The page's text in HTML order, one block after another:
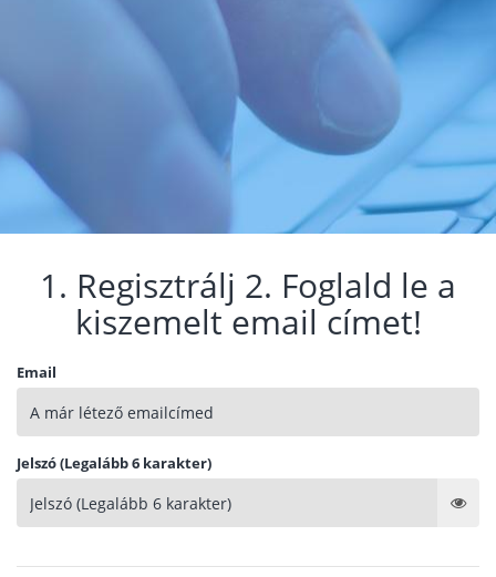
1. Regisztrálj 2. Foglald le a
kiszemelt email címet!
Email
Jelszó (Legalább 6 karakter)